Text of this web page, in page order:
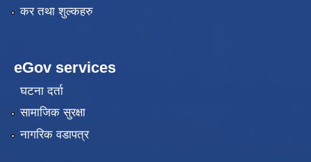
कर तथा शुल्कहरु
eGov services
घटना दर्ता
सामाजिक सुरक्षा
नागरिक वडापत्र